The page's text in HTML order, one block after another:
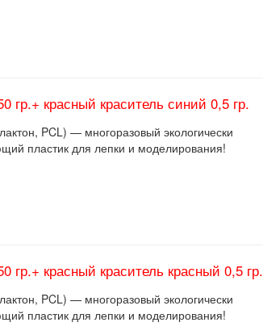
красный краситель синий 0,5 гр.
PCL) — многоразовый экологически
пластик для лепки и моделирования!
красный краситель красный 0,5 гр.
PCL) — многоразовый экологически
пластик для лепки и моделирования!